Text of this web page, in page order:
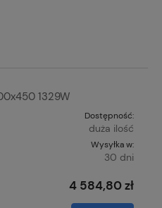
1329W
Dostępność:
duża ilość
Wysyłka w:
30 dni
4 584,80 zł